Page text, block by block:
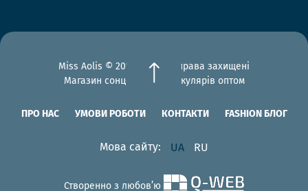
Miss Aolis © 2012-2026 Всі права захищені
Магазин сонцезахисних окулярів оптом
ПРО НАС УМОВИ РОБОТИ КОНТАКТИ FASHION БЛОГ
Мова сайту: UA RU
Створенно з любов’ю